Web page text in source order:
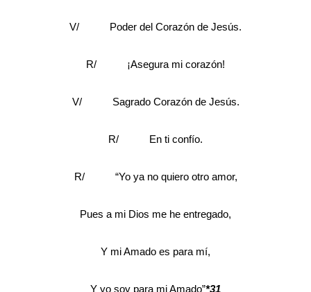
V/ Poder del Corazón de Jesús.
R/ ¡Asegura mi corazón!
V/ Sagrado Corazón de Jesús.
R/ En ti confío.
R/ “Yo ya no quiero otro amor,
Pues a mi Dios me he entregado,
Y mi Amado es para mí,
Y yo soy para mi Amado”*31